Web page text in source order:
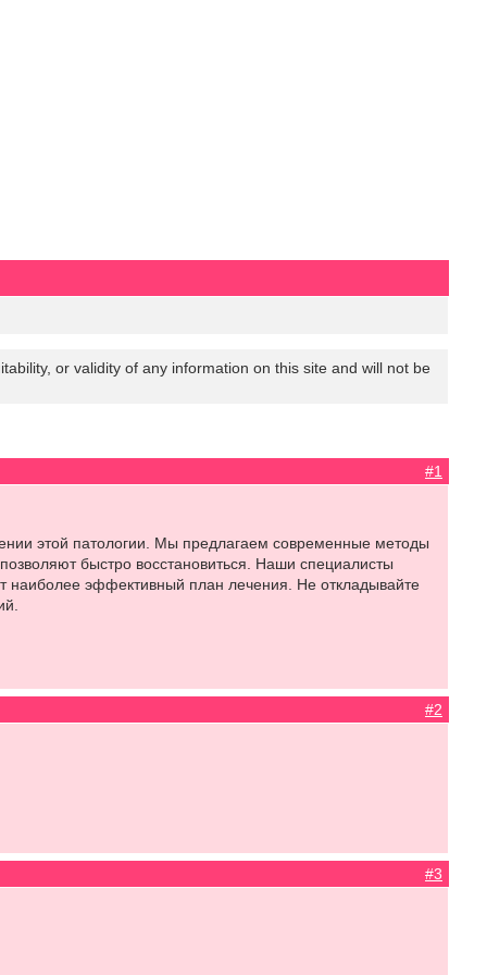
or validity of any information on this site and will not be
#1
этой патологии. Мы предлагаем современные методы
быстро восстановиться. Наши специалисты
наиболее эффективный план лечения. Не откладывайте
#2
#3